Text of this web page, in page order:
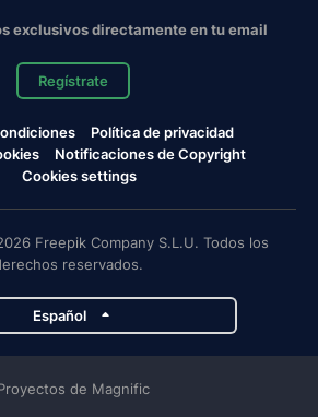
exclusivos directamente en tu email
Regístrate
Política de privacidad
Notificaciones de Copyright
Cookies settings
Freepik Company S.L.U. Todos los
reservados.
Español
de Magnific